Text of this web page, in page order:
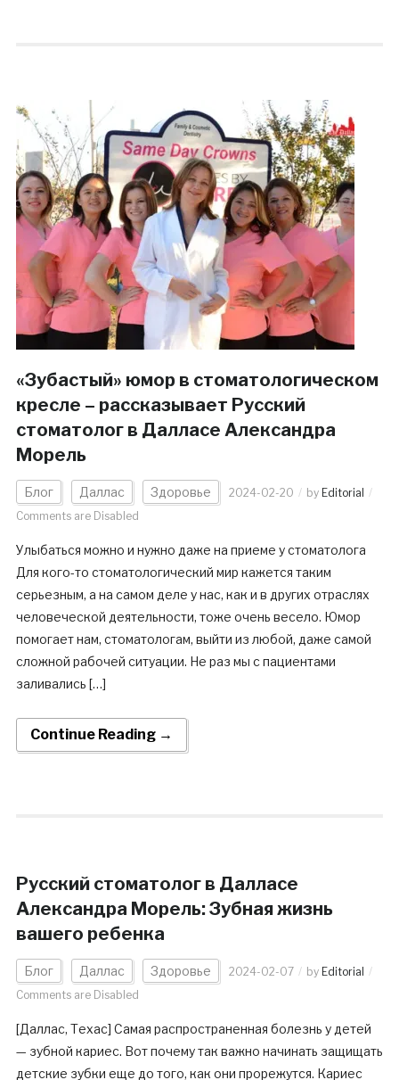
«Зубастый» юмор в стоматологическом
кресле – рассказывает Русский
стоматолог в Далласе Александра
Морель
Блог Даллас Здоровье 2024-02-20 by Editorial
Comments are Disabled
Улыбаться можно и нужно даже на приеме у стоматолога
Для кого-то стоматологический мир кажется таким
серьезным, а на самом деле у нас, как и в других отраслях
человеческой деятельности, тоже очень весело. Юмор
помогает нам, стоматологам, выйти из любой, даже самой
сложной рабочей ситуации. Не раз мы с пациентами
заливались […]
Continue Reading →
Русский стоматолог в Далласе
Александра Морель: Зубная жизнь
вашего ребенка
Блог Даллас Здоровье 2024-02-07 by Editorial
Comments are Disabled
[Даллас, Техас] Самая распространенная болезнь у детей
— зубной кариес. Вот почему так важно начинать защищать
детские зубки еще до того, как они прорежутся. Кариес